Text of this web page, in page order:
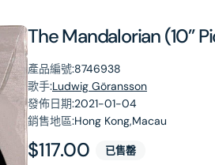
The Mandalorian (10”
產品編號:8746938
歌手:Ludwig Göransson
發佈日期:2021-01-04
銷售地區:Hong Kong,Macau
原
$117.00 已售罄